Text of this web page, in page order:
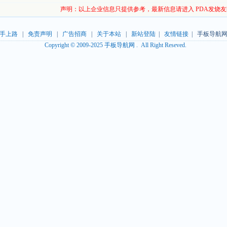
声明：以上企业信息只提供参考，最新信息请进入 PDA发烧友
上路| 免责声明 广告招商| 关于本站| 新站登陆| 友情链接| 手板导航
Copyright © 2009-2025 手板导航网 . All Right Reseved.